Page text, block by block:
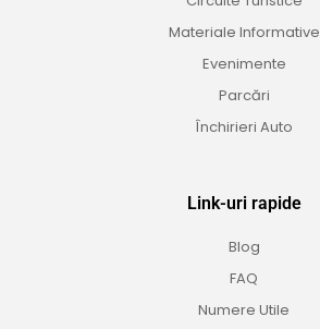
Materiale Informative
Evenimente
Parcări
Închirieri Auto
Link-uri rapide
Blog
FAQ
Numere Utile